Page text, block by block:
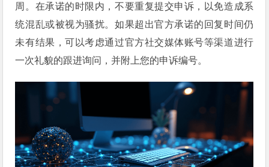
周。在承诺的时限内，不要重复提交申诉，以免造成系
统混乱或被视为骚扰。如果超出官方承诺的回复时间仍
未有结果，可以考虑通过官方社交媒体账号等渠道进行
一次礼貌的跟进询问，并附上您的申诉编号。